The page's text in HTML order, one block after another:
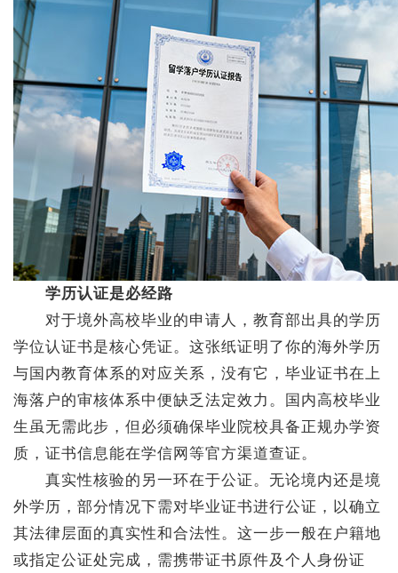
学历认证是必经路
对于境外高校毕业的申请人，教育部出具的学历
学位认证书是核心凭证。这张纸证明了你的海外学历
与国内教育体系的对应关系，没有它，毕业证书在上
海落户的审核体系中便缺乏法定效力。国内高校毕业
生虽无需此步，但必须确保毕业院校具备正规办学资
质，证书信息能在学信网等官方渠道查证。
真实性核验的另一环在于公证。无论境内还是境
外学历，部分情况下需对毕业证书进行公证，以确立
其法律层面的真实性和合法性。这一步一般在户籍地
或指定公证处完成，需携带证书原件及个人身份证